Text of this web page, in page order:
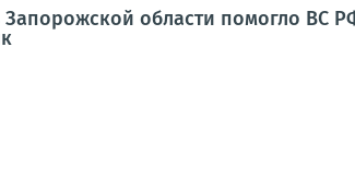
области помогло ВС